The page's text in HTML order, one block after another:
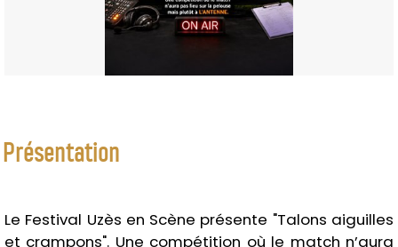
Présentation
Le Festival Uzès en Scène présente "Talons aiguilles
et crampons". Une compétition où le match n’aura